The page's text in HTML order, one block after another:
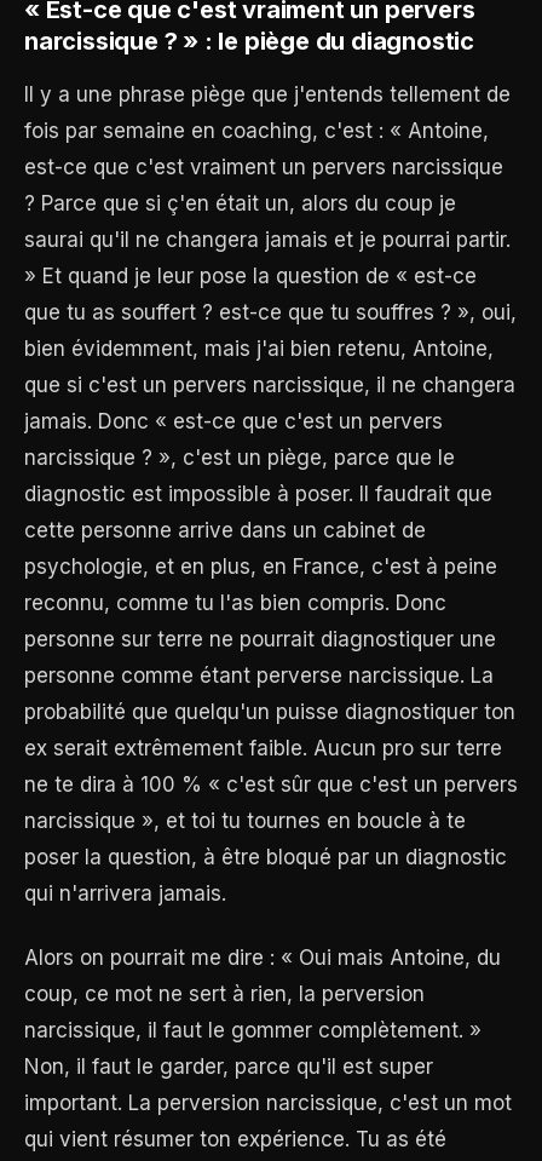
« Est-ce que c'est vraiment un pervers
narcissique ? » : le piège du diagnostic
Il y a une phrase piège que j'entends tellement de
fois par semaine en coaching, c'est : « Antoine,
est-ce que c'est vraiment un pervers narcissique
? Parce que si ç'en était un, alors du coup je
saurai qu'il ne changera jamais et je pourrai partir.
» Et quand je leur pose la question de « est-ce
que tu as souffert ? est-ce que tu souffres ? », oui,
bien évidemment, mais j'ai bien retenu, Antoine,
que si c'est un pervers narcissique, il ne changera
jamais. Donc « est-ce que c'est un pervers
narcissique ? », c'est un piège, parce que le
diagnostic est impossible à poser. Il faudrait que
cette personne arrive dans un cabinet de
psychologie, et en plus, en France, c'est à peine
reconnu, comme tu l'as bien compris. Donc
personne sur terre ne pourrait diagnostiquer une
personne comme étant perverse narcissique. La
probabilité que quelqu'un puisse diagnostiquer ton
ex serait extrêmement faible. Aucun pro sur terre
ne te dira à 100 % « c'est sûr que c'est un pervers
narcissique », et toi tu tournes en boucle à te
poser la question, à être bloqué par un diagnostic
qui n'arrivera jamais.
Alors on pourrait me dire : « Oui mais Antoine, du
coup, ce mot ne sert à rien, la perversion
narcissique, il faut le gommer complètement. »
Non, il faut le garder, parce qu'il est super
important. La perversion narcissique, c'est un mot
qui vient résumer ton expérience. Tu as été